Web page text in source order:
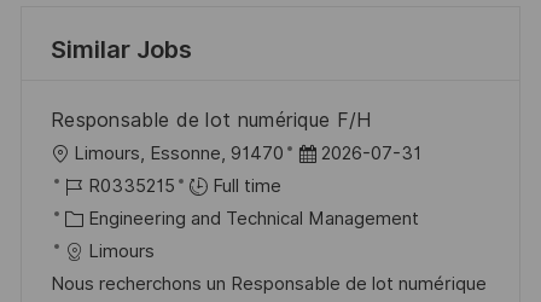
Similar Jobs
Responsable de lot numérique F/H
L
o
c
a
t
Limours, Essonne, 91470
P
s
e
2026-07-31
J
o
b
I
R0335215
Full time
C
a
t
Engineering and Technical Management
Limours
Nous recherchons un Responsable de lot numérique